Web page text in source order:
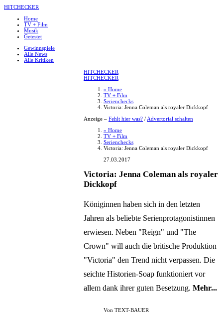
HITCHECKER
Home
TV + Film
Musik
Getestet
Gewinnspiele
Alle News
Alle Kritiken
HITCHECKER
HITCHECKER
» Home
TV + Film
Serienchecks
Victoria: Jenna Coleman als royaler Dickkopf
Anzeige – Fehlt hier was? / Advertorial schalten
» Home
TV + Film
Serienchecks
Victoria: Jenna Coleman als royaler Dickkopf
27.03.2017
Victoria: Jenna Coleman als royaler
Dickkopf
Königinnen haben sich in den letzten
Jahren als beliebte Serienprotagonistinnen
erwiesen. Neben "Reign" und "The
Crown" will auch die britische Produktion
"Victoria" den Trend nicht verpassen. Die
seichte Historien-Soap funktioniert vor
allem dank ihrer guten Besetzung. Mehr...
Von TEXT-BAUER